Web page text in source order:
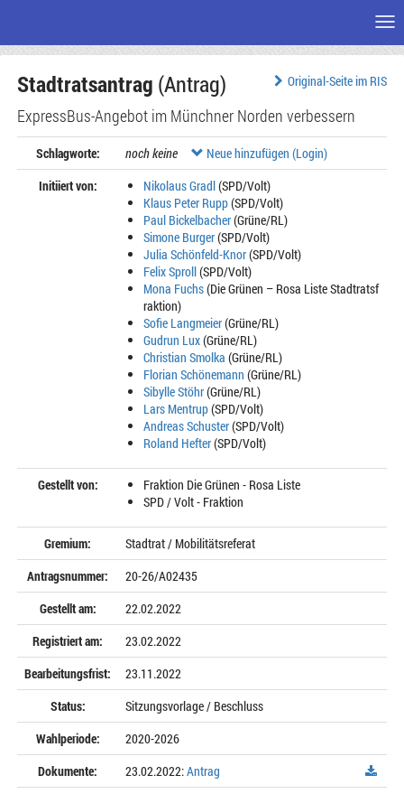
Seiteninhalt
Original-Seite im RIS
Stadtratsantrag (Antrag)
ExpressBus-Angebot im Münchner Norden verbessern
Schlagworte: noch keine
Neue hinzufügen (Login)
Initiiert von:
Nikolaus Gradl(SPD/Volt)
Klaus Peter Rupp(SPD/Volt)
Paul Bickelbacher(Grüne/RL)
Simone Burger(SPD/Volt)
Julia Schönfeld-Knor(SPD/Volt)
Felix Sproll(SPD/Volt)
Mona Fuchs(Die Grünen – Rosa Liste Stadtratsf
raktion)
Sofie Langmeier(Grüne/RL)
Gudrun Lux(Grüne/RL)
Christian Smolka (Grüne/RL)
Florian Schönemann (Grüne/RL)
Sibylle Stöhr(Grüne/RL)
Lars Mentrup(SPD/Volt)
Andreas Schuster(SPD/Volt)
Roland Hefter(SPD/Volt)
Gestellt von:
Fraktion Die Grünen - Rosa Liste
SPD / Volt - Fraktion
Gremium:
Stadtrat / Mobilitätsreferat
Antragsnummer:
20-26/A02435
Gestellt am:
22.02.2022
Registriert am:
23.02.2022
Bearbeitungsfrist:
23.11.2022
Status:
Sitzungsvorlage / Beschluss
Wahlperiode:
2020-2026
Dokumente:
23.02.2022:Antrag